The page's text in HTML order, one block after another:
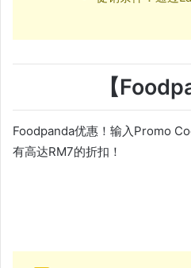
【
Foodpanda优惠！输入Promo
有高达RM7的折扣！